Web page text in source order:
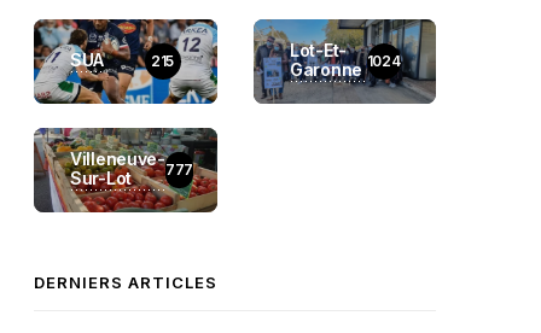
SUA 215
Lot-Et-
Garonne 1024
Villeneuve-
Sur-Lot
777
DERNIERS ARTICLES